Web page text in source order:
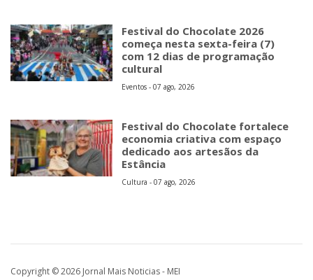
Festival do Chocolate 2026
começa nesta sexta-feira (7)
com 12 dias de programação
cultural
Eventos - 07 ago, 2026
Festival do Chocolate fortalece
economia criativa com espaço
dedicado aos artesãos da
Estância
Cultura - 07 ago, 2026
Copyright © 2026 Jornal Mais Noticias - MEI